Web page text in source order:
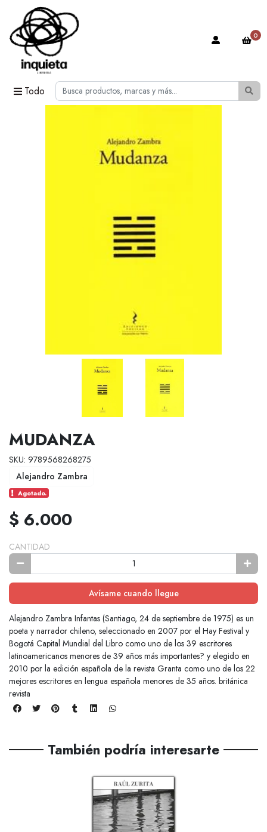
Todo
0
MUDANZA
SKU: 9789568268275
Alejandro Zambra
Agotado.
$ 6.000
CANTIDAD
Avísame cuando llegue
Alejandro Zambra Infantas (Santiago, 24 de septiembre de 1975) es un
poeta y narrador chileno, seleccionado en 2007 por el Hay Festival y
Bogotá Capital Mundial del Libro como uno de los 39 escritores
latinoamericanos menores de 39 años más importantes? y elegido en
2010 por la edición española de la revista Granta como uno de los 22
mejores escritores en lengua española menores de 35 años. británica
revista
También podría interesarte